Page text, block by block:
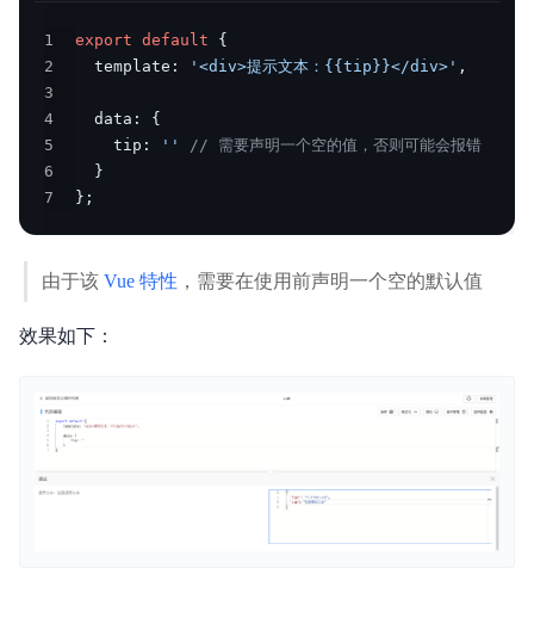
1 export default
{
2
  template
: '<div>提示文本：{{tip}}</div>' ,
3
4
  data
:
{
5
    tip
: ''
// 需要声明一个空的值，否则可能会报错
6
}
7
} ;
由于该 Vue 特性 ，需要在使用前声明一个空的默认值
效果如下：